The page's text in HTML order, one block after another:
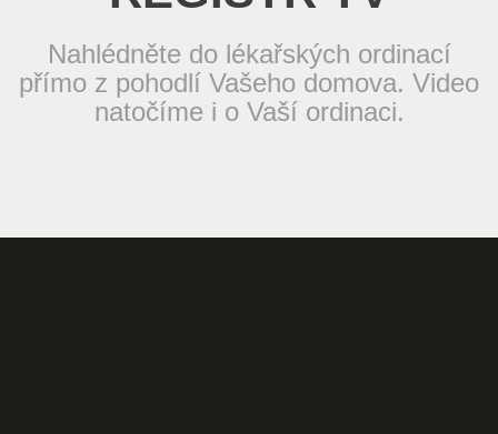
Nahlédněte do lékařských ordinací
přímo z pohodlí Vašeho domova. Video
natočíme i o Vaší ordinaci.